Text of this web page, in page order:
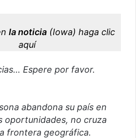
la noticia (Iowa) haga clic
aquí
Espere por favor.
abandona su país en
oportunidades, no cruza
frontera geográfica.